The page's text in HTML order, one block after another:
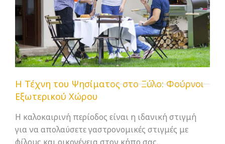
Η Τέχνη του Ψησίματος στο Ξύλο: Φούρνοι
Εξωτερικού Χώρου
Η καλοκαιρινή περίοδος είναι η ιδανική στιγμή
για να απολαύσετε γαστρονομικές στιγμές με
φίλους και οικογένεια στον κήπο σας.